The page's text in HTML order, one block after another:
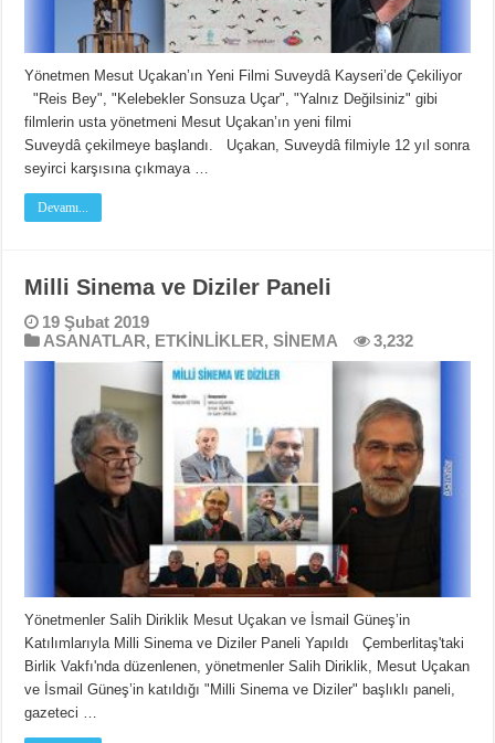
Yönetmen Mesut Uçakan’ın Yeni Filmi Suveydâ Kayseri’de Çekiliyor
"Reis Bey", "Kelebekler Sonsuza Uçar", "Yalnız Değilsiniz" gibi
filmlerin usta yönetmeni Mesut Uçakan’ın yeni filmi
Suveydâ çekilmeye başlandı. Uçakan, Suveydâ filmiyle 12 yıl sonra
seyirci karşısına çıkmaya …
Devamı...
Milli Sinema ve Diziler Paneli
19 Şubat 2019
ASANATLAR, ETKİNLİKLER,SİNEMA 3,232
Yönetmenler Salih Diriklik Mesut Uçakan ve İsmail Güneş’in
Katılımlarıyla Milli Sinema ve Diziler Paneli Yapıldı Çemberlitaş'taki
Birlik Vakfı'nda düzenlenen, yönetmenler Salih Diriklik, Mesut Uçakan
ve İsmail Güneş’in katıldığı "Milli Sinema ve Diziler" başlıklı paneli,
gazeteci …